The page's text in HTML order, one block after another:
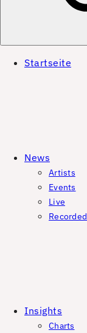
Startseite
News
Artists
Events
Live
Insights
Charts